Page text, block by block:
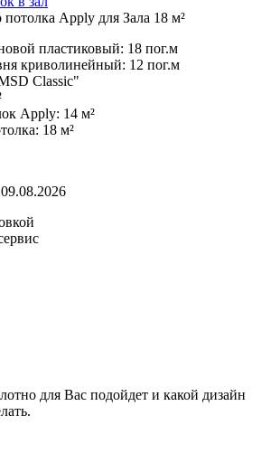
Apply для Зала 18 м²
пластиковый: 18 пог.м
криволинейный: 12 пог.м
Classic"
Apply: 14 м²
18 м²
для Вас подойдет и какой дизайн